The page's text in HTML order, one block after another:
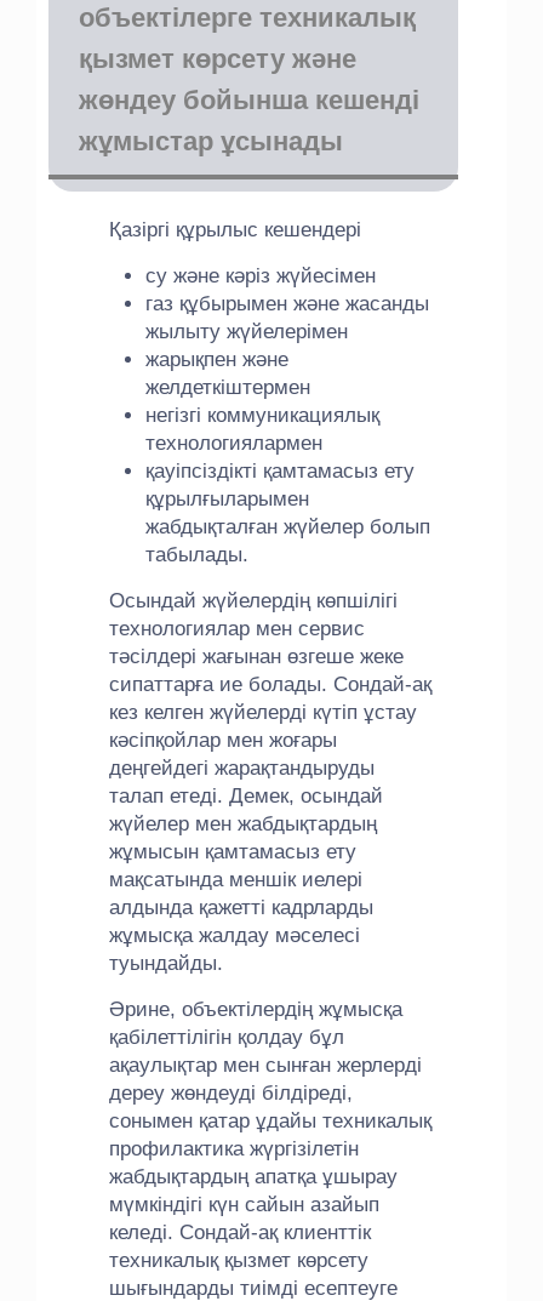
объектілерге техникалық
қызмет көрсету және
жөндеу бойынша кешенді
жұмыстар ұсынады
Қазіргі құрылыс кешендері
су және кәріз жүйесімен
газ құбырымен және жасанды
жылыту жүйелерімен
жарықпен және
желдеткіштермен
негізгі коммуникациялық
технологиялармен
қауіпсіздікті қамтамасыз ету
құрылғыларымен
жабдықталған жүйелер болып
табылады.
Осындай жүйелердің көпшілігі
технологиялар мен сервис
тәсілдері жағынан өзгеше жеке
сипаттарға ие болады. Сондай-ақ
кез келген жүйелерді күтіп ұстау
кәсіпқойлар мен жоғары
деңгейдегі жарақтандыруды
талап етеді. Демек, осындай
жүйелер мен жабдықтардың
жұмысын қамтамасыз ету
мақсатында меншік иелері
алдында қажетті кадрларды
жұмысқа жалдау мәселесі
туындайды.
Әрине, объектілердің жұмысқа
қабілеттілігін қолдау бұл
ақаулықтар мен сынған жерлерді
дереу жөндеуді білдіреді,
сонымен қатар ұдайы техникалық
профилактика жүргізілетін
жабдықтардың апатқа ұшырау
мүмкіндігі күн сайын азайып
келеді. Сондай-ақ клиенттік
техникалық қызмет көрсету
шығындарды тиімді есептеуге